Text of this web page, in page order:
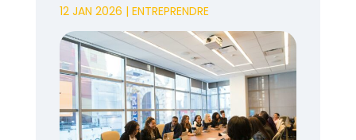
12 JAN 2026 | ENTREPRENDRE